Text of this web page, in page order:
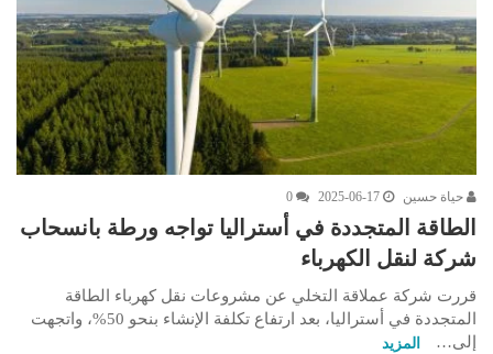
حياة حسين 2025-06-17
0
الطاقة المتجددة في أستراليا تواجه ورطة بانسحاب
شركة لنقل الكهرباء
قررت شركة عملاقة التخلي عن مشروعات نقل كهرباء الطاقة
المتجددة في أستراليا، بعد ارتفاع تكلفة الإنشاء بنحو 50%، واتجهت
إلى…
المزيد